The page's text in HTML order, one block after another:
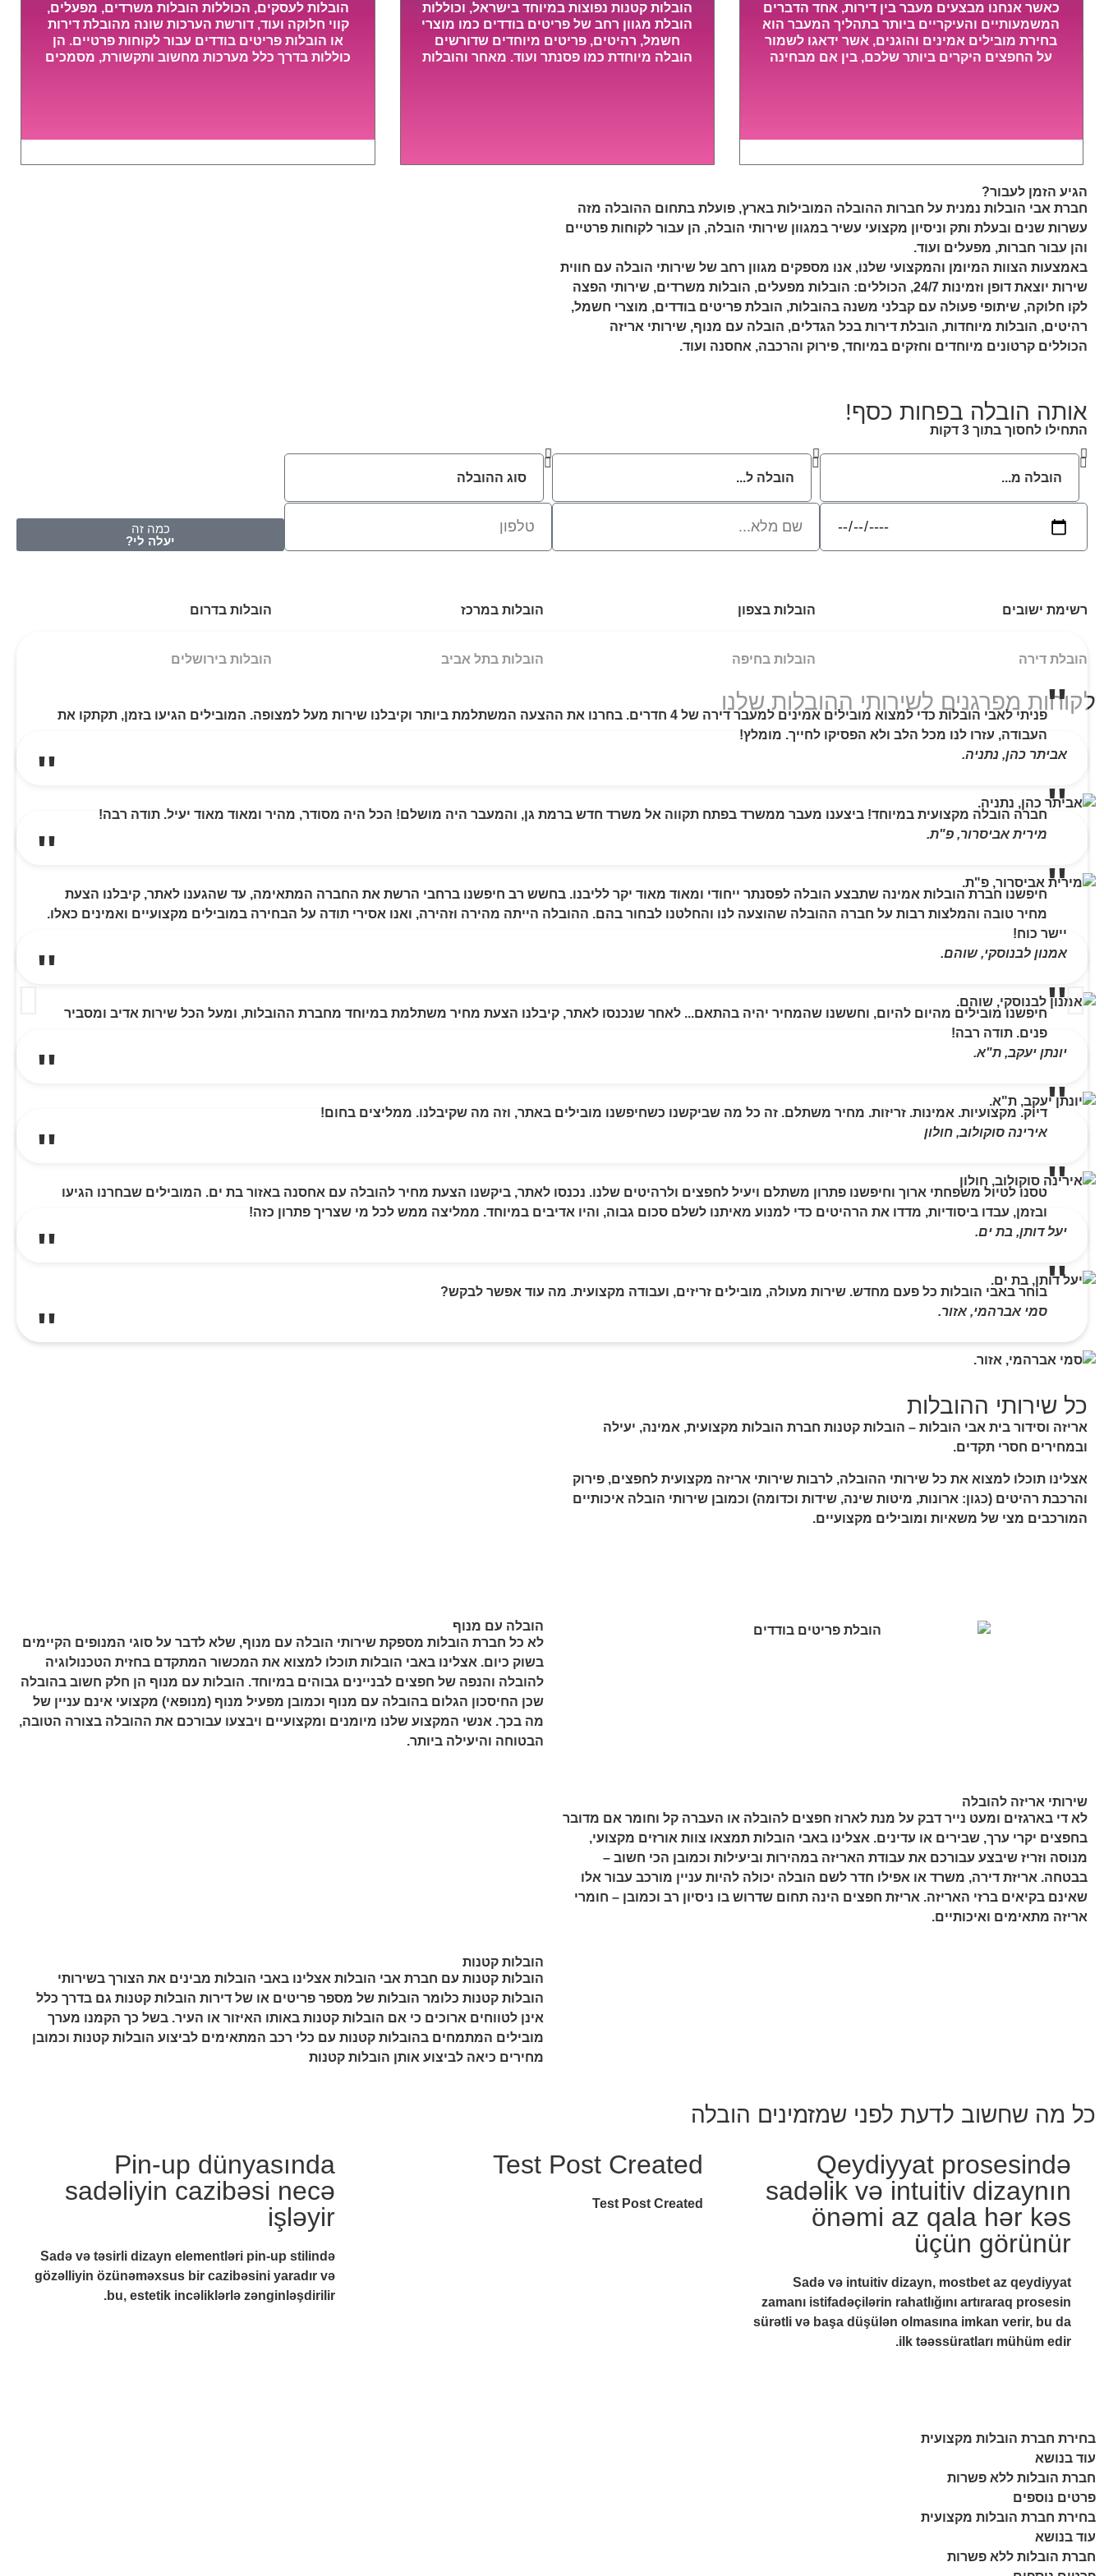
כאשר אנחנו מבצעים מעבר בין דירות, אחד הדברים
המשמעותיים והעיקריים ביותר בתהליך המעבר הוא
בחירת מובילים אמינים והוגנים, אשר ידאגו לשמור
על החפצים היקרים ביותר שלכם, בין אם מבחינה
הובלות קטנות נפוצות במיוחד בישראל, וכוללות
הובלת מגוון רחב של פריטים בודדים כמו מוצרי
חשמל, רהיטים, פריטים מיוחדים שדורשים
הובלה מיוחדת כמו פסנתר ועוד. מאחר והובלות
הובלות לעסקים, הכוללות הובלות משרדים, מפעלים,
קווי חלוקה ועוד, דורשת הערכות שונה מהובלת דירות
או הובלות פריטים בודדים עבור לקוחות פרטיים. הן
כוללות בדרך כלל מערכות מחשוב ותקשורת, מסמכים
הגיע הזמן לעבור?
חברת אבי הובלות נמנית על חברות ההובלה המובילות בארץ, פועלת בתחום ההובלה מזה
עשרות שנים ובעלת ותק וניסיון מקצועי עשיר במגוון שירותי הובלה, הן עבור לקוחות פרטיים
והן עבור חברות, מפעלים ועוד.
באמצעות הצוות המיומן והמקצועי שלנו, אנו מספקים מגוון רחב של שירותי הובלה עם חווית
שירות יוצאת דופן וזמינות 24/7, הכוללים: הובלות מפעלים, הובלות משרדים, שירותי הפצה
לקו חלוקה, שיתופי פעולה עם קבלני משנה בהובלות, הובלת פריטים בודדים, מוצרי חשמל,
רהיטים, הובלות מיוחדות, הובלת דירות בכל הגדלים, הובלה עם מנוף, שירותי אריזה
הכוללים קרטונים מיוחדים וחזקים במיוחד, פירוק והרכבה, אחסנה ועוד.
אותה הובלה בפחות כסף!
התחילו לחסוך בתוך 3 דקות
כמה זה
יעלה לי?
רשימת ישובים הובלות בצפון הובלות במרכז הובלות בדרום
הובלת דירה הובלות בחיפה הובלות בתל אביב הובלות בירושלים
לקוחות מפרגנים לשירותי ההובלות שלנו
פניתי לאבי הובלות כדי למצוא מובילים אמינים למעבר דירה של 4 חדרים. בחרנו את ההצעה המשתלמת ביותר וקיבלנו שירות מעל למצופה. המובילים הגיעו בזמן, תקתקו את
העבודה, עזרו לנו מכל הלב ולא הפסיקו לחייך. מומלץ!
אביתר כהן, נתניה.
חברה הובלה מקצועית במיוחד! ביצענו מעבר ממשרד בפתח תקווה אל משרד חדש ברמת גן, והמעבר היה מושלם! הכל היה מסודר, מהיר ומאוד מאוד יעיל. תודה רבה!
מירית אביסרור, פ"ת.
חיפשנו חברת הובלות אמינה שתבצע הובלה לפסנתר ייחודי ומאוד מאוד יקר לליבנו. בחשש רב חיפשנו ברחבי הרשת את החברה המתאימה, עד שהגענו לאתר, קיבלנו הצעת
מחיר טובה והמלצות רבות על חברה ההובלה שהוצעה לנו והחלטנו לבחור בהם. ההובלה הייתה מהירה וזהירה, ואנו אסירי תודה על הבחירה במובילים מקצועיים ואמינים כאלו.
יישר כוח!
אמנון לבנוסקי, שוהם.
חיפשנו מובילים מהיום להיום, וחששנו שהמחיר יהיה בהתאם... לאחר שנכנסו לאתר, קיבלנו הצעת מחיר משתלמת במיוחד מחברת ההובלות, ומעל הכל שירות אדיב ומסביר
פנים. תודה רבה!
יונתן יעקב, ת"א.
דיוק. מקצועיות. אמינות. זריזות. מחיר משתלם. זה כל מה שביקשנו כשחיפשנו מובילים באתר, וזה מה שקיבלנו. ממליצים בחום!
אירינה סוקולוב, חולון
טסנו לטיול משפחתי ארוך וחיפשנו פתרון משתלם ויעיל לחפצים ולרהיטים שלנו. נכנסו לאתר, ביקשנו הצעת מחיר להובלה עם אחסנה באזור בת ים. המובילים שבחרנו הגיעו
ובזמן, עבדו ביסודיות, מדדו את הרהיטים כדי למנוע מאיתנו לשלם סכום גבוה, והיו אדיבים במיוחד. ממליצה ממש לכל מי שצריך פתרון כזה!
יעל דותן, בת ים.
בוחר באבי הובלות כל פעם מחדש. שירות מעולה, מובילים זריזים, ועבודה מקצועית. מה עוד אפשר לבקש?
סמי אברהמי, אזור.
כל שירותי ההובלות
אריזה וסידור בית אבי הובלות – הובלות קטנות חברת הובלות מקצועית, אמינה, יעילה
ובמחירים חסרי תקדים.
אצלינו תוכלו למצוא את כל שירותי ההובלה, לרבות שירותי אריזה מקצועית לחפצים, פירוק
והרכבת רהיטים (כגון: ארונות, מיטות שינה, שידות וכדומה) וכמובן שירותי הובלה איכותיים
המורכבים מצי של משאיות ומובילים מקצועיים.
הובלה עם מנוף
לא כל חברת הובלות מספקת שירותי הובלה עם מנוף, שלא לדבר על סוגי המנופים הקיימים
בשוק כיום. אצלינו באבי הובלות תוכלו למצוא את המכשור המתקדם בחזית הטכנולוגיה
להובלה והנפה של חפצים לבניינים גבוהים במיוחד. הובלות עם מנוף הן חלק חשוב בהובלה
שכן החיסכון הגלום בהובלה עם מנוף וכמובן מפעיל מנוף (מנופאי) מקצועי אינם עניין של
מה בכך. אנשי המקצוע שלנו מיומנים ומקצועיים ויבצעו עבורכם את ההובלה בצורה הטובה,
הבטוחה והיעילה ביותר.
שירותי אריזה להובלה
לא די בארגזים ומעט נייר דבק על מנת לארוז חפצים להובלה או העברה קל וחומר אם מדובר
בחפצים יקרי ערך, שבירים או עדינים. אצלינו באבי הובלות תמצאו צוות אורזים מקצועי,
מנוסה וזריז שיבצע עבורכם את עבודת האריזה במהירות וביעילות וכמובן הכי חשוב –
בבטחה. אריזת דירה, משרד או אפילו חדר לשם הובלה יכולה להיות עניין מורכב עבור אלו
שאינם בקיאים ברזי האריזה. אריזת חפצים הינה תחום שדרוש בו ניסיון רב וכמובן – חומרי
אריזה מתאימים ואיכותיים.
הובלות קטנות
הובלות קטנות עם חברת אבי הובלות אצלינו באבי הובלות מבינים את הצורך בשירותי
הובלות קטנות כלומר הובלות של מספר פריטים או של דירות הובלות קטנות גם בדרך כלל
אינן לטווחים ארוכים כי אם הובלות קטנות באותו האיזור או העיר. בשל כך הקמנו מערך
מובילים המתמחים בהובלות קטנות עם כלי רכב המתאימים לביצוע הובלות קטנות וכמובן
מחירים כיאה לביצוע אותן הובלות קטנות
כל מה שחשוב לדעת לפני שמזמינים הובלה
Qeydiyyat prosesində
sadəlik və intuitiv dizaynın
önəmi az qala hər kəs
üçün görünür
Sadə və intuitiv dizayn, mostbet az qeydiyyat
zamanı istifadəçilərin rahatlığını artıraraq prosesin
sürətli və başa düşülən olmasına imkan verir, bu da
ilk təəssüratları mühüm edir.
Test Post Created
Test Post Created
Pin-up dünyasında
sadəliyin cazibəsi necə
işləyir
Sadə və təsirli dizayn elementləri pin-up stilində
gözəlliyin özünəməxsus bir cazibəsini yaradır və
bu, estetik incəliklərlə zənginləşdirilir.
בחירת חברת הובלות מקצועית
עוד בנושא
חברת הובלות ללא פשרות
פרטים נוספים
בחירת חברת הובלות מקצועית
עוד בנושא
חברת הובלות ללא פשרות